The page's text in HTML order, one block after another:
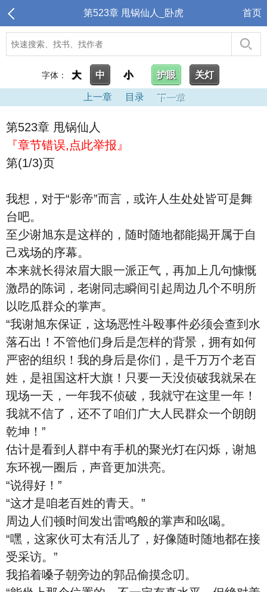
第523章 甩锅仙人_卧虎 首页
字体： 大 中 小 护眼 关灯
上一章 目录 下一章
第523章 甩锅仙人
『章节错误,点此举报』
第(1/3)页
我想，对于“影帝”而言，或许人生处处皆可是舞
台吧。
至少谢旭东是这样的，随时随地都能揭开属于自
己戏场的序幕。
本来就长得浓眉大眼一派正气，再加上几句慷慨
激昂的陈词，老谢同志瞬间引起周边几个不明所
以吃瓜群众的掌声。
“我谢旭东保证，这场恶性斗殴事件必须会查到水
落石出！不管他们身后是怎样的背景，拥有如何
严密的组织！我的身后是你们，是千万万个老百
姓，是祖国这杆大旗！只要一天没侦破我就呆在
现场一天，一年我不侦破，我就守在这里一年！
我就不信了，还不了咱们广大人民群众一个朗朗
乾坤！”
估计是看到人群中有手机的聚光灯在闪烁，谢旭
东环视一圈后，声音更加洪亮。
“说得好！”
“这才是咱老百姓的青天。”
周边人们顿时间发出雷鸣般的掌声和吆喝。
“嘿，这家伙可太有活儿了，好像随时随地都在接
受采访。”
我掐着嗓子朝旁边的郭品偷摸念叨。